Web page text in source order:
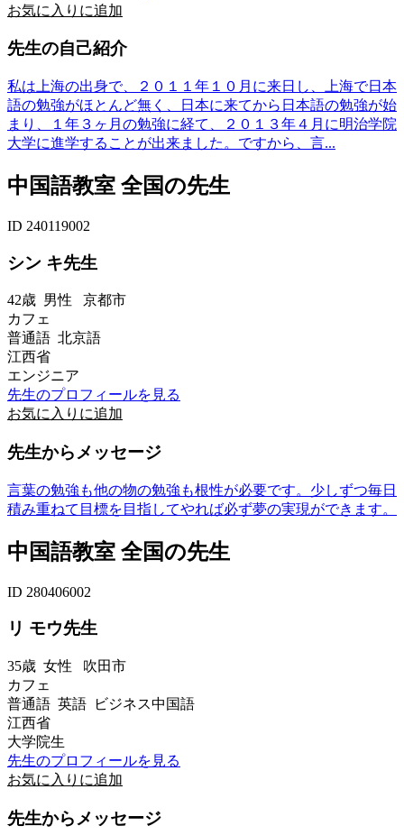
お気に入りに追加
先生の自己紹介
私は上海の出身で、２０１１年１０月に来日し、上海で日本
語の勉強がほとんど無く、日本に来てから日本語の勉強が始
まり、１年３ヶ月の勉強に経て、２０１３年４月に明治学院
大学に進学することが出来ました。ですから、言...
中国語教室 全国の先生
ID 240119002
シン キ先生
42歳 男性 京都市
カフェ
普通語 北京語
江西省
エンジニア
先生のプロフィールを見る
お気に入りに追加
先生からメッセージ
言葉の勉強も他の物の勉強も根性が必要です。少しずつ毎日
積み重ねて目標を目指してやれば必ず夢の実現ができます。
中国語教室 全国の先生
ID 280406002
リ モウ先生
35歳 女性 吹田市
カフェ
普通語 英語 ビジネス中国語
江西省
大学院生
先生のプロフィールを見る
お気に入りに追加
先生からメッセージ